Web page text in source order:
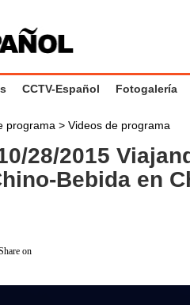
CCTV-Español Fotogalería
programa > Videos de programa
28/2015
Bebida en
on